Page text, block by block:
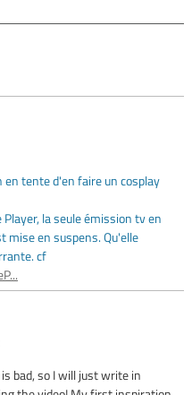
en tente d'en faire un cosplay
la seule émission tv en
mise en suspens. Qu'elle
cf
bad, so I will just write in